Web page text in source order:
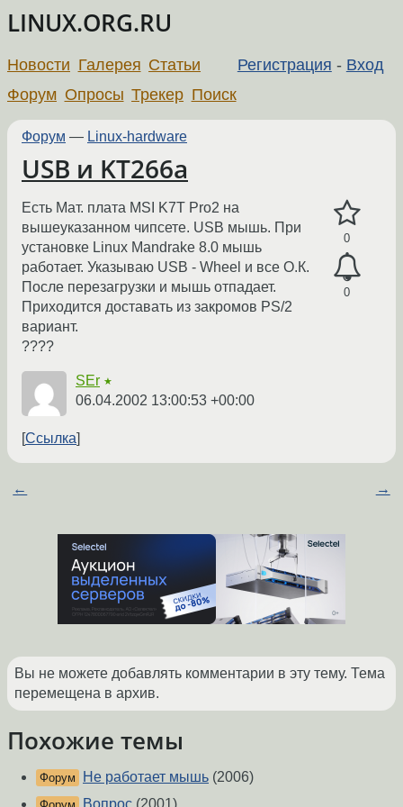
LINUX.ORG.RU
Регистрация - Вход
Новости Галерея Статьи
Форум Опросы Трекер Поиск
Форум — Linux-hardware
USB и KT266a
0
0
Есть Мат. плата MSI K7T Pro2 на
вышеуказанном чипсете. USB мышь. При
установке Linux Mandrake 8.0 мышь
работает. Указываю USB - Wheel и все О.К.
После перезагрузки и мышь отпадает.
Приходится доставать из закромов PS/2
вариант.
????
SEr ★
06.04.2002 13:00:53 +00:00
Ссылка
← →
Вы не можете добавлять комментарии в эту тему. Тема
перемещена в архив.
Похожие темы
Форум Не работает мышь (2006)
Вопрос (2001)